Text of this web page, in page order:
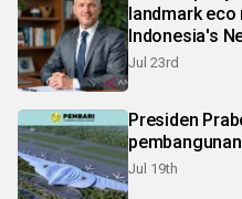
landmark
Indonesia's
Jul 23rd
Presiden
Jul 19th